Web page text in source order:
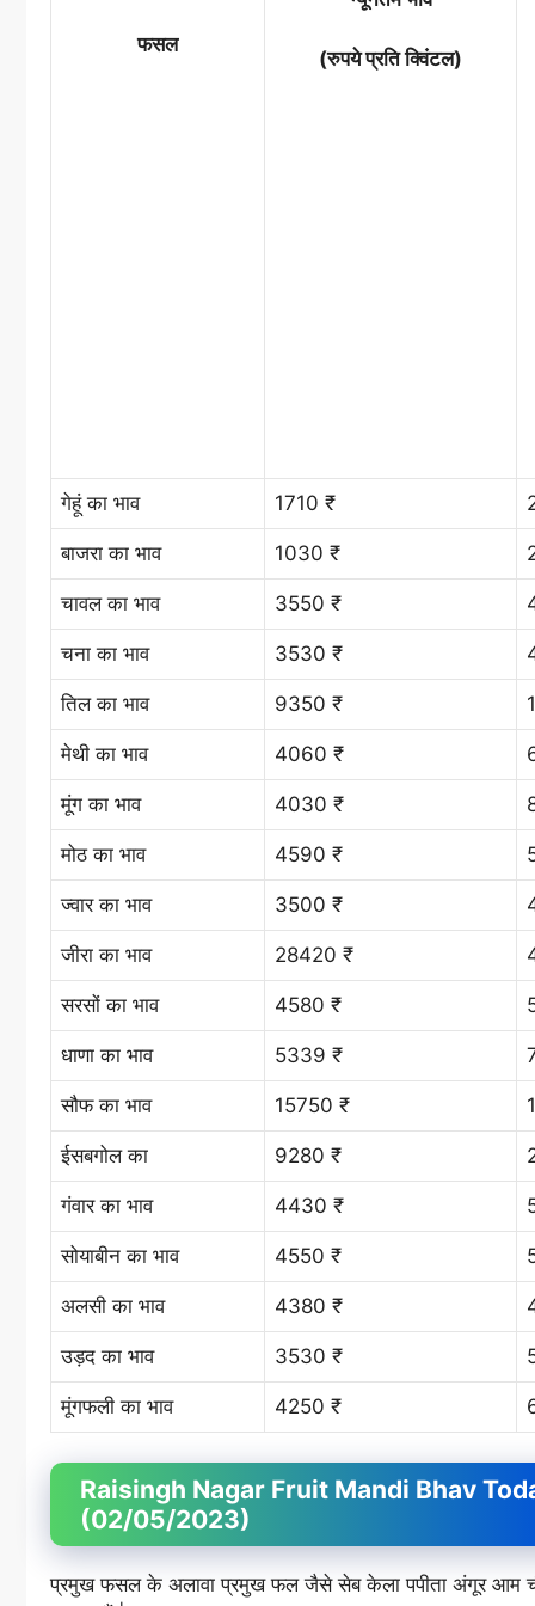
फसल
(रुपये प्रति क्विंटल)
गेहूं का भाव 1710 ₹
बाजरा का भाव 1030 ₹
चावल का भाव 3550 ₹
चना का भाव 3530 ₹
तिल का भाव 9350 ₹
मेथी का भाव 4060 ₹
मूंग का भाव 4030 ₹
मोठ का भाव 4590 ₹
ज्वार का भाव 3500 ₹
जीरा का भाव 28420 ₹
सरसों का भाव 4580 ₹
धाणा का भाव 5339 ₹
सौफ का भाव 15750 ₹
ईसबगोल का 9280 ₹
गंवार का भाव 4430 ₹
सोयाबीन का भाव 4550 ₹
अलसी का भाव 4380 ₹
उड़द का भाव 3530 ₹
मूंगफली का भाव 4250 ₹
Raisingh Nagar Fruit Mandi Bhav
(02/05/2023)
प्रमुख फसल के अलावा प्रमुख फल जैसे सेब केला पपीता अंगूर आम